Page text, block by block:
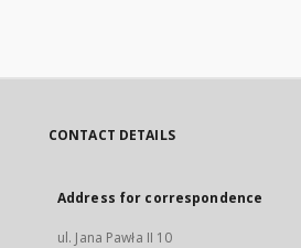
CONTACT DETAILS
Address for correspondence
ul. Jana Pawła II 10